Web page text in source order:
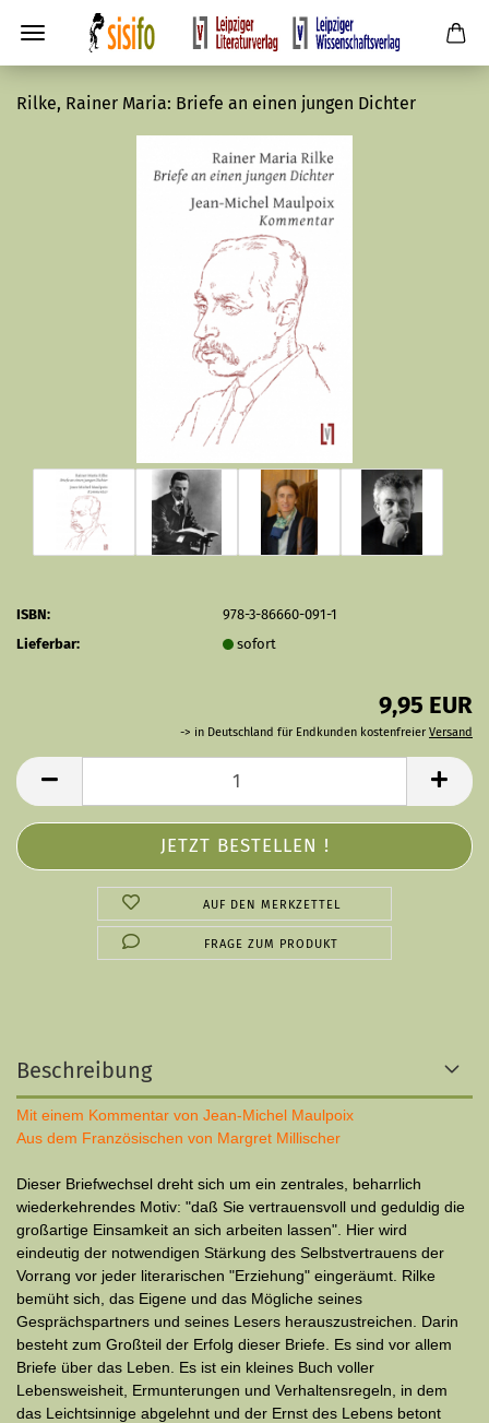
Rilke, Rainer Maria: Briefe an einen jungen Dichter
ISBN:
978-3-86660-091-1
Lieferbar:
sofort
9,95 EUR
-> in Deutschland für Endkunden kostenfreier Versand
AUF DEN MERKZETTEL
FRAGE ZUM PRODUKT
Beschreibung
Mit einem Kommentar von Jean-Michel Maulpoix
Aus dem Französischen von Margret Millischer
Dieser Briefwechsel dreht sich um ein zentrales, beharrlich
wiederkehrendes Motiv: "daß Sie vertrauensvoll und geduldig die
großartige Einsamkeit an sich arbeiten lassen". Hier wird
eindeutig der notwendigen Stärkung des Selbstvertrauens der
Vorrang vor jeder literarischen "Erziehung" eingeräumt. Rilke
bemüht sich, das Eigene und das Mög­liche seines
Gesprächspartners und seines Lesers herauszustreichen. Darin
besteht zum Großteil der Erfolg dieser Briefe. Es sind vor allem
Briefe über das Leben. Es ist ein kleines Buch voller
Lebensweisheit, Ermunterungen und Verhaltensregeln, in dem
das Leichtsinnige abgelehnt und der Ernst des Lebens betont